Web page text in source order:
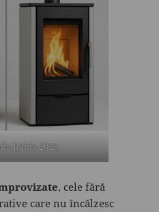
Rabla 2025
, cele fără
care nu încălzesc